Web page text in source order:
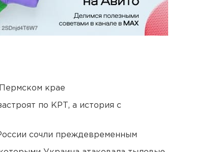
крае
по КРТ, а история с
сочли преждевременным